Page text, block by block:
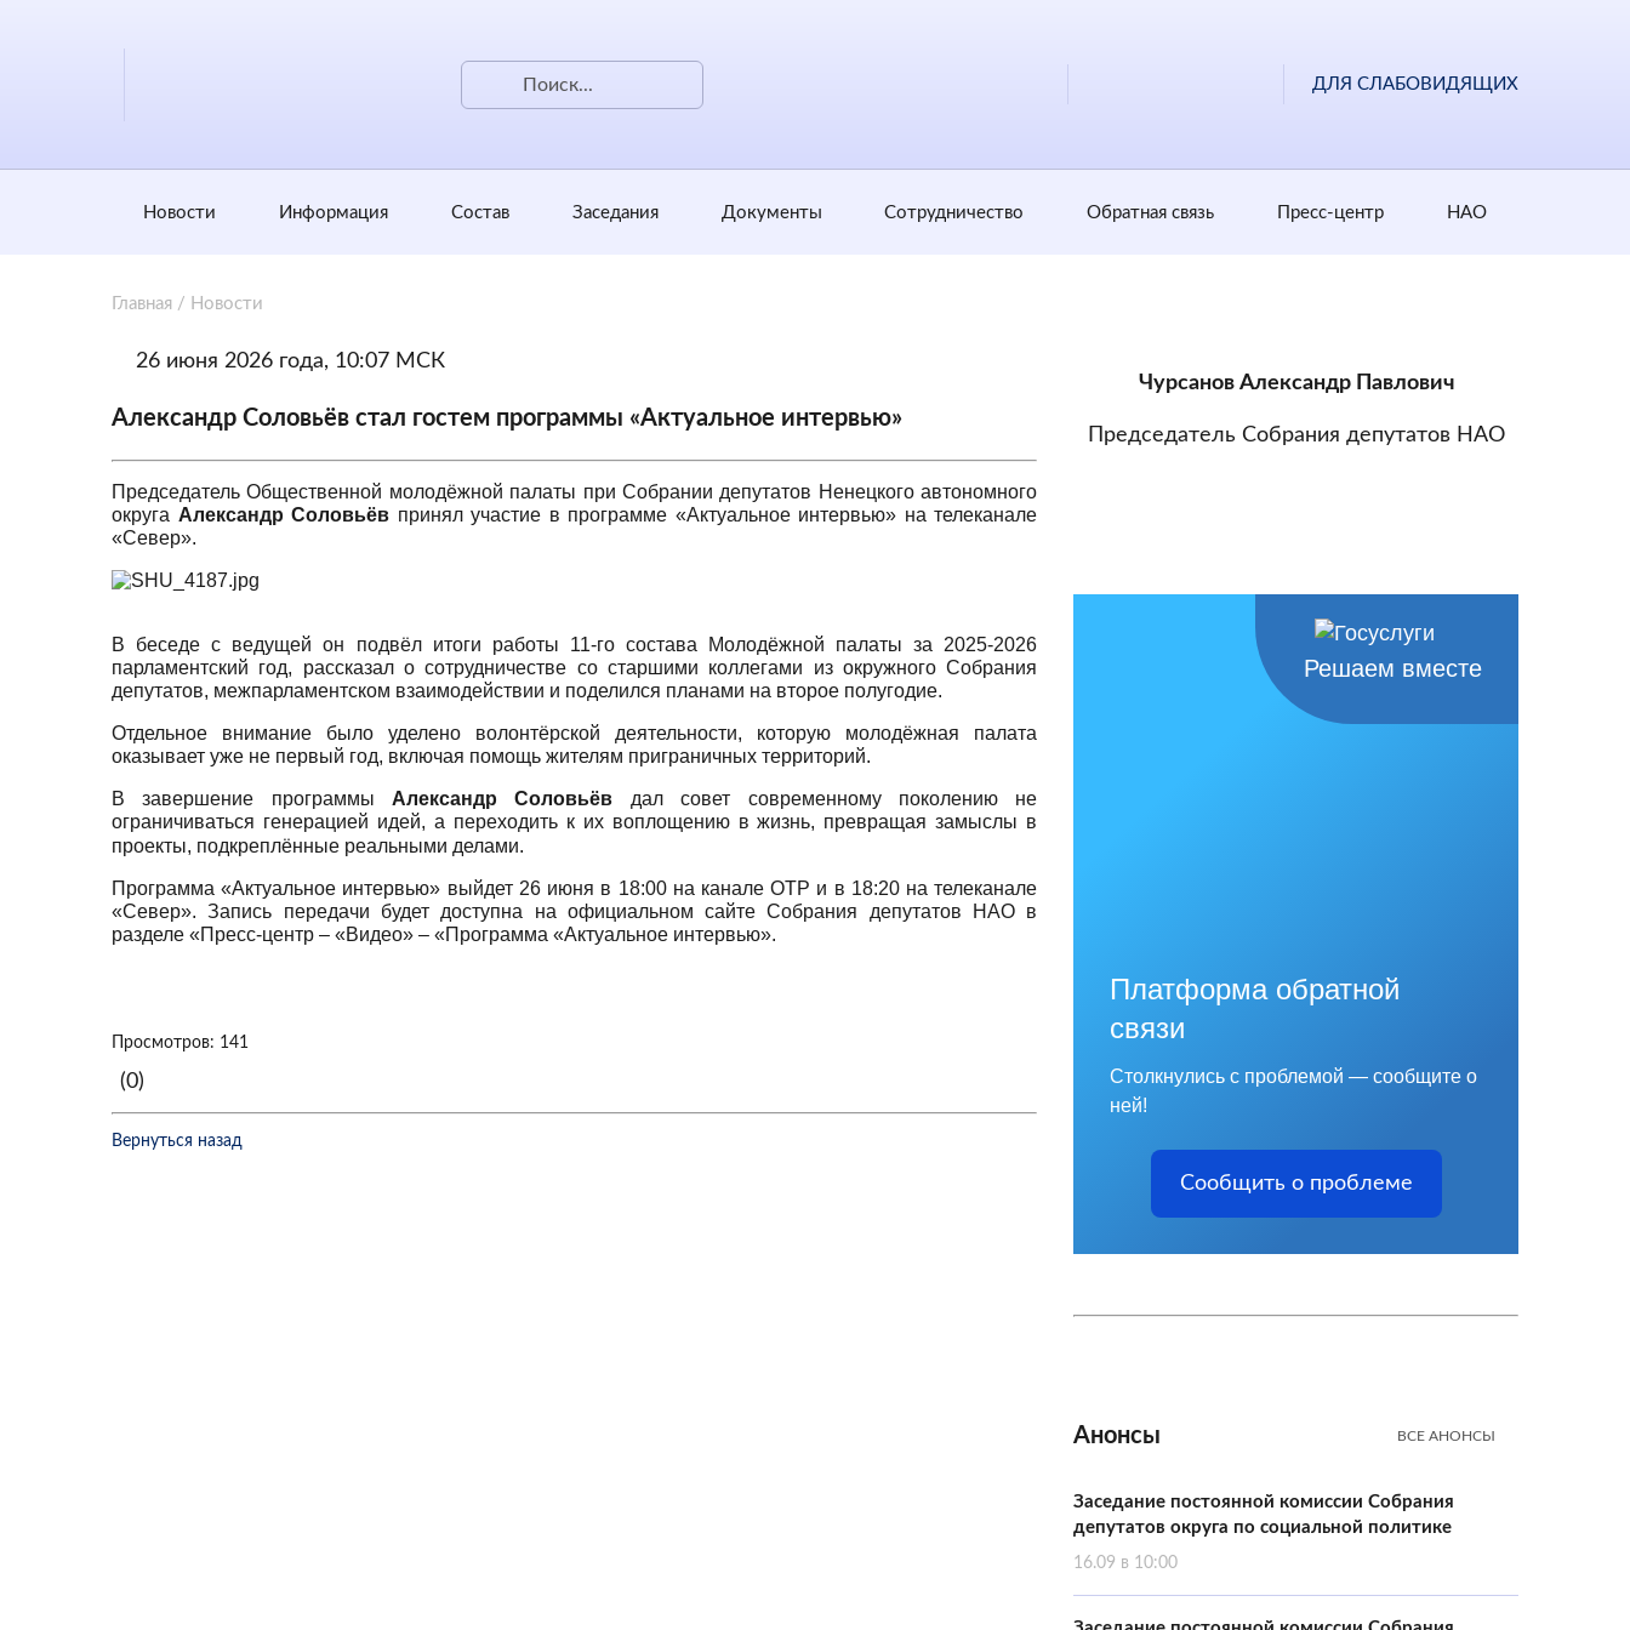
ДЛЯ СЛАБОВИДЯЩИХ
Новости Информация Состав Заседания Документы Сотрудничество Обратная cвязь Пресс-центр НАО
Главная / Новости
26 июня 2026 года, 10:07 МСК
Александр Соловьёв стал гостем программы «Актуальное интервью»
Председатель Общественной молодёжной палаты при Собрании депутатов Ненецкого автономного
округа Александр Соловьёв принял участие в программе «Актуальное интервью» на телеканале
«Север».
В беседе с ведущей он подвёл итоги работы 11-го состава Молодёжной палаты за 2025-2026
парламентский год, рассказал о сотрудничестве со старшими коллегами из окружного Собрания
депутатов, межпарламентском взаимодействии и поделился планами на второе полугодие.
Отдельное внимание было уделено волонтёрской деятельности, которую молодёжная палата
оказывает уже не первый год, включая помощь жителям приграничных территорий.
В завершение программы Александр Соловьёв дал совет современному поколению не
ограничиваться генерацией идей, а переходить к их воплощению в жизнь, превращая замыслы в
проекты, подкреплённые реальными делами.
Программа «Актуальное интервью» выйдет 26 июня в 18:00 на канале ОТР и в 18:20 на телеканале
«Север». Запись передачи будет доступна на официальном сайте Собрания депутатов НАО в
разделе «Пресс-центр – «Видео» – «Программа «Актуальное интервью».
Просмотров: 141
(0)
Вернуться назад
Чурсанов Александр Павлович
Председатель Собрания депутатов НАО
Решаем вместе
Платформа обратной
связи
Столкнулись с проблемой — сообщите о
ней!
Сообщить о проблеме
Анонсы ВСЕ АНОНСЫ
Заседание постоянной комиссии Собрания
депутатов округа по социальной политике
16.09 в 10:00